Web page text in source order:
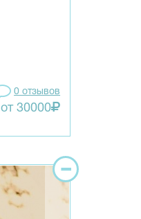
0 отзывов
от 30000